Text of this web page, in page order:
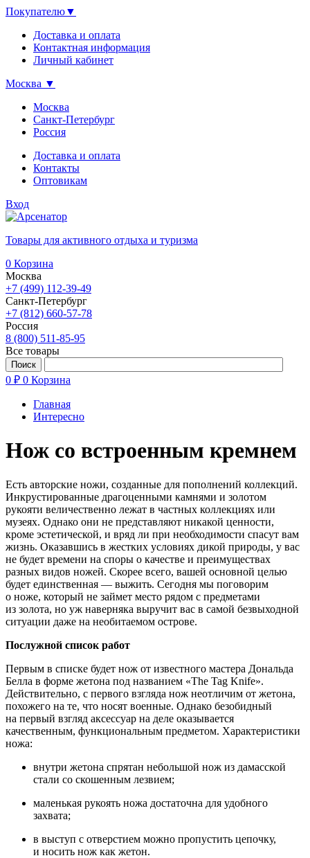
Покупателю▼
Доставка и оплата
Контактная информация
Личный кабинет
Москва ▼
Москва
Санкт-Петербург
Россия
Доставка и оплата
Контакты
Оптовикам
Вход
Товары для активного отдыха и туризма
0 Корзина
Москва
+7 (499) 112-39-49
Санкт-Петербург
+7 (812) 660-57-78
Россия
8 (800) 511-85-95
Все товары
0 ₽ 0 Корзина
Главная
Интересно
Нож со встроенным кремнем
Есть авторские ножи, созданные для пополнений коллекций.
Инкрустированные драгоценными камнями и золотом
рукояти величественно лежат в частных коллекциях или
музеях. Однако они не представляют никакой ценности,
кроме эстетической, и вряд ли при необходимости спасут вам
жизнь. Оказавшись в жестких условиях дикой природы, у вас
не будет времени на споры о качестве и преимуществах
разных видов ножей. Скорее всего, вашей основной целью
будет единственная — выжить. Сегодня мы поговорим
о ноже, который не займет место рядом с предметами
из золота, но уж наверняка выручит вас в самой безвыходной
ситуации даже на необитаемом острове.
Послужной список работ
Первым в списке будет нож от известного мастера Дональда
Белла в форме жетона под названием «The Tag Knife».
Действительно, с первого взгляда нож неотличим от жетона,
похожего на те, что носят военные. Однако безобидный
на первый взгляд аксессуар на деле оказывается
качественным, функциональным предметом. Характеристики
ножа:
внутри жетона спрятан небольшой нож из дамасской
стали со скошенным лезвием;
маленькая рукоять ножа достаточна для удобного
захвата;
в выступ с отверстием можно пропустить цепочку,
и носить нож как жетон.